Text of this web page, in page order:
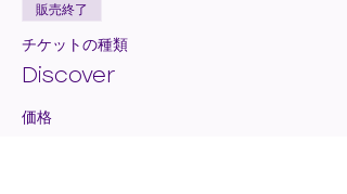
販売終了
チケットの種類
Discover
価格